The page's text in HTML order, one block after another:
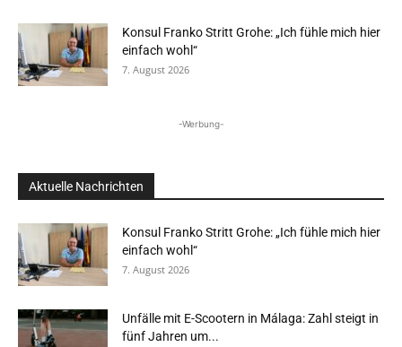
Konsul Franko Stritt Grohe: „Ich fühle mich hier
einfach wohl“
7. August 2026
-Werbung-
Aktuelle Nachrichten
Konsul Franko Stritt Grohe: „Ich fühle mich hier
einfach wohl“
7. August 2026
Unfälle mit E-Scootern in Málaga: Zahl steigt in
fünf Jahren um...